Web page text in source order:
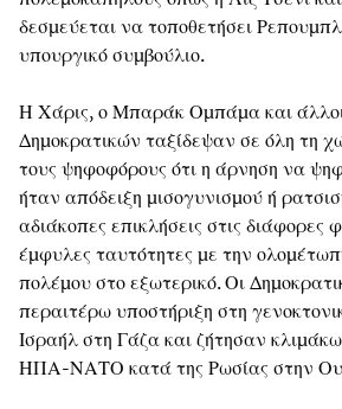
δεσμεύεται να τοποθετήσει
υπουργικό συμβούλιο.
Η Χάρις, ο Μπαράκ Ομπάμα και
Δημοκρατικών ταξίδεψαν σε όλη τη
τους ψηφοφόρους ότι η άρνηση να
ήταν απόδειξη μισογυνισμού ή
αδιάκοπες επικλήσεις στις διάφορες
έμφυλες ταυτότητες με την
πολέμου στο εξωτερικό. Οι
περαιτέρω υποστήριξη στη
Ισραήλ στη Γάζα και ζήτησαν
ΗΠΑ-ΝΑΤΟ κατά της Ρωσίας στην